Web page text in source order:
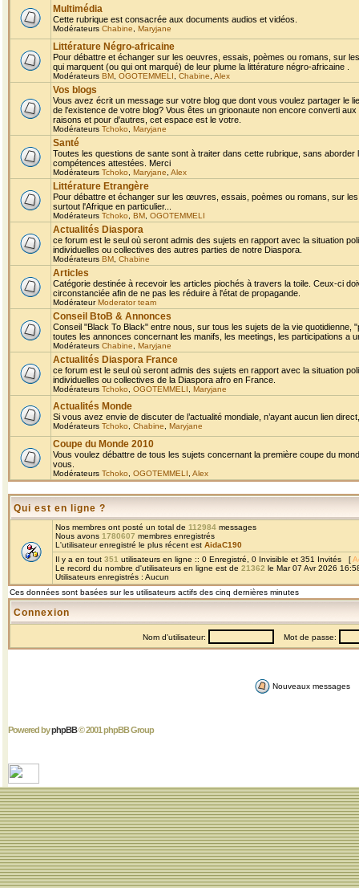
Multimédia
Cette rubrique est consacrée aux documents audios et vidéos.
Modérateurs Chabine Maryjane
Littérature Négro-africaine
Pour débattre et échanger sur les oeuvres, essais, poèmes ou romans, sur
qui marquent (ou qui ont marqué) de leur plume la littérature négro-africaine .
Modérateurs BM OGOTEMMELI Chabine Alex
Vos blogs
Vous avez écrit un message sur votre blog que dont vous voulez partager le
de l'existence de votre blog? Vous êtes un grioonaute non encore converti
raisons et pour d'autres, cet espace est le votre.
Modérateurs Tchoko Maryjane
Santé
Toutes les questions de sante sont à traiter dans cette rubrique, sans
compétences attestées. Merci
Modérateurs Tchoko Maryjane Alex
Littérature Etrangère
Pour débattre et échanger sur les œuvres, essais, poèmes ou romans, sur
surtout l'Afrique en particulier...
Modérateurs Tchoko BM OGOTEMMELI
Actualités Diaspora
ce forum est le seul où seront admis des sujets en rapport avec la situation
individuelles ou collectives des autres parties de notre Diaspora.
Modérateurs BM Chabine
Articles
Catégorie destinée à recevoir les articles piochés à travers la toile. Ceux-ci
circonstanciée afin de ne pas les réduire à l'état de propagande.
ModérateurModerator team
Conseil BtoB & Annonces
Conseil "Black To Black" entre nous, sur tous les sujets de la vie
toutes les annonces concernant les manifs, les meetings, les participations a
Modérateurs Chabine Maryjane
Actualités Diaspora France
ce forum est le seul où seront admis des sujets en rapport avec la situation
individuelles ou collectives de la Diaspora afro en France.
Modérateurs Tchoko OGOTEMMELI Maryjane
Actualités Monde
Si vous avez envie de discuter de l’actualité mondiale, n’ayant aucun lien
Modérateurs Tchoko Chabine Maryjane
Coupe du Monde 2010
Vous voulez débattre de tous les sujets concernant la première coupe du
vous.
Modérateurs Tchoko OGOTEMMELI Alex
Qui est en ligne ?
Nos membres ont posté un total de 112984 messages
Nous avons 1780607 membres enregistrés
L'utilisateur enregistré le plus récent est AidaC190
Il y a en tout 351 utilisateurs en ligne :: 0 Enregistré, 0 Invisible et 351 Invités [
Le record du nombre d'utilisateurs en ligne est de 21362 le Mar 07 Avr 2026
Utilisateurs enregistrés : Aucun
Ces données sont basées sur les utilisateurs actifs des cinq dernières minutes
Connexion
Nom d'utilisateur: Mot de passe:
Nouveaux messages
Powered byphpBB© 2001 phpBB Group